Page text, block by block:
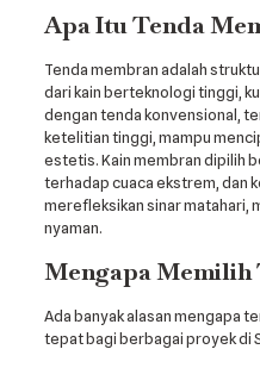
Apa Itu Tenda
Tenda membran adalah
dari kain berteknologi tinggi,
dengan tenda konvensional,
ketelitian tinggi, mampu
estetis. Kain membran dipilih
terhadap cuaca ekstrem, dan
merefleksikan sinar matahari,
nyaman.
Mengapa Memilih
Ada banyak alasan mengapa
tepat bagi berbagai proyek di